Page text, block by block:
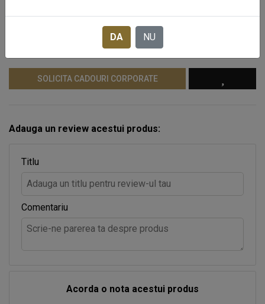
STOC EPUIZAT
SOLICITA CADOURI CORPORATE
Adauga un review acestui produs:
Titlu
Comentariu
Acorda o nota acestui produs
DA NU